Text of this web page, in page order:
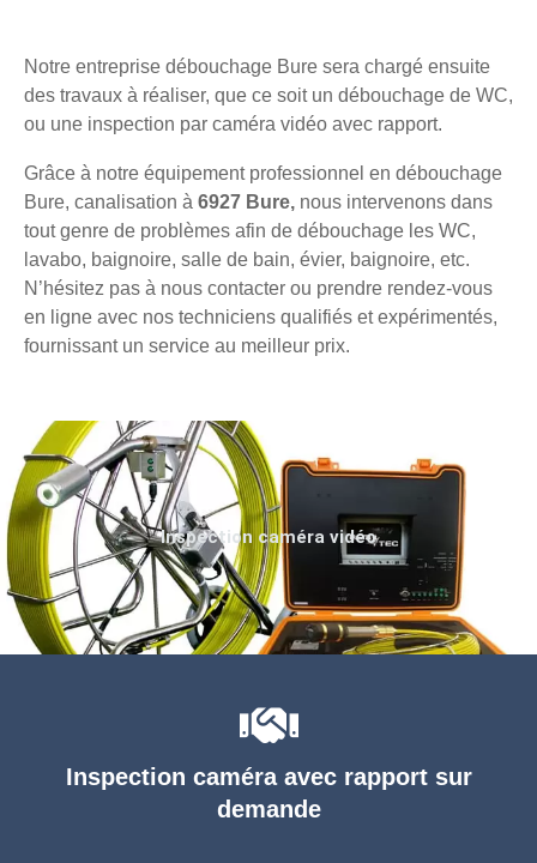
Notre entreprise débouchage Bure sera chargé ensuite
des travaux à réaliser, que ce soit un débouchage de WC,
ou une inspection par caméra vidéo avec rapport.
Grâce à notre équipement professionnel en débouchage
Bure, canalisation à 6927 Bure, nous intervenons dans
tout genre de problèmes afin de débouchage les WC,
lavabo, baignoire, salle de bain, évier, baignoire, etc.
N’hésitez pas à nous contacter ou prendre rendez-vous
en ligne avec nos techniciens qualifiés et expérimentés,
fournissant un service au meilleur prix.
Inspection caméra avec rapport sur
demande
Inspection caméra vidéo